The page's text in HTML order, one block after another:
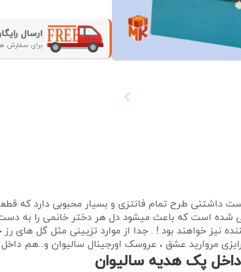
ارسال
برای سفارش
داشتنی طرح تمام فانتزی و بسیار محبوبی دارد
شده است که باعث میشود دل هر دختر خانمی را به
نیز خواهند بود ! . جدا از موارد تزیینی مثل گل
مروارید عشق ، عروسک اورجینال سالیوان و...هم
پک هدیه سالیوان